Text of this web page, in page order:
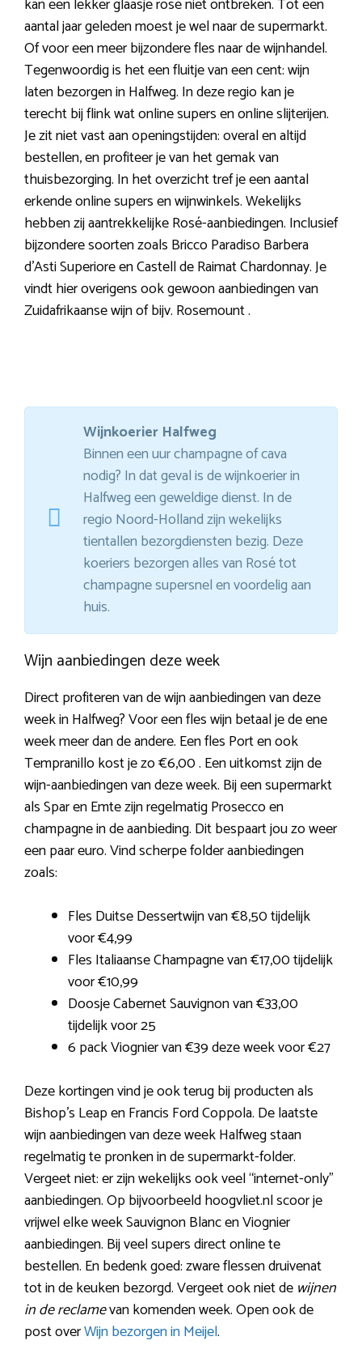
kan een lekker glaasje rosé niet ontbreken. Tot een
aantal jaar geleden moest je wel naar de supermarkt.
Of voor een meer bijzondere fles naar de wijnhandel.
Tegenwoordig is het een fluitje van een cent: wijn
laten bezorgen in Halfweg. In deze regio kan je
terecht bij flink wat online supers en online slijterijen.
Je zit niet vast aan openingstijden: overal en altijd
bestellen, en profiteer je van het gemak van
thuisbezorging. In het overzicht tref je een aantal
erkende online supers en wijnwinkels. Wekelijks
hebben zij aantrekkelijke Rosé-aanbiedingen. Inclusief
bijzondere soorten zoals Bricco Paradiso Barbera
d’Asti Superiore en Castell de Raimat Chardonnay. Je
vindt hier overigens ook gewoon aanbiedingen van
Zuidafrikaanse wijn of bijv. Rosemount .
Wijnkoerier Halfweg
Binnen een uur champagne of cava
nodig? In dat geval is de wijnkoerier in
Halfweg een geweldige dienst. In de
regio Noord-Holland zijn wekelijks
tientallen bezorgdiensten bezig. Deze
koeriers bezorgen alles van Rosé tot
champagne supersnel en voordelig aan
huis.
Wijn aanbiedingen deze week
Direct profiteren van de wijn aanbiedingen van deze
week in Halfweg? Voor een fles wijn betaal je de ene
week meer dan de andere. Een fles Port en ook
Tempranillo kost je zo €6,00 . Een uitkomst zijn de
wijn-aanbiedingen van deze week. Bij een supermarkt
als Spar en Emte zijn regelmatig Prosecco en
champagne in de aanbieding. Dit bespaart jou zo weer
een paar euro. Vind scherpe folder aanbiedingen
zoals:
Fles Duitse Dessertwijn van €8,50 tijdelijk
voor €4,99
Fles Italiaanse Champagne van €17,00 tijdelijk
voor €10,99
Doosje Cabernet Sauvignon van €33,00
tijdelijk voor 25
6 pack Viognier van €39 deze week voor €27
Deze kortingen vind je ook terug bij producten als
Bishop’s Leap en Francis Ford Coppola. De laatste
wijn aanbiedingen van deze week Halfweg staan
regelmatig te pronken in de supermarkt-folder.
Vergeet niet: er zijn wekelijks ook veel “internet-only”
aanbiedingen. Op bijvoorbeeld hoogvliet.nl scoor je
vrijwel elke week Sauvignon Blanc en Viognier
aanbiedingen. Bij veel supers direct online te
bestellen. En bedenk goed: zware flessen druivenat
tot in de keuken bezorgd. Vergeet ook niet de wijnen
in de reclamevan komenden week. Open ook de
post overWijn bezorgen in Meijel.